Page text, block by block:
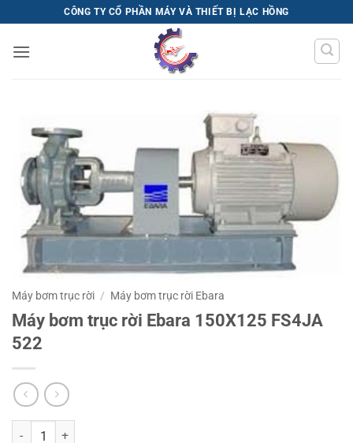
qua
nội
CÔNG TY CỔ PHẦN MÁY VÀ THIẾT BỊ LẠC HỒNG
Máy bơm trục rời / Máy bơm trục rời Ebara
Máy bơm trục rời Ebara 150X125 FS4JA
522
Máy bơm trục rời Ebara 150X125 FS4JA 522 số lượng